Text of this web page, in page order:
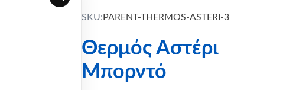
SKU: PARENT-THERMOS-ASTERI-3
Θερμός Αστέρι
Μπορντό